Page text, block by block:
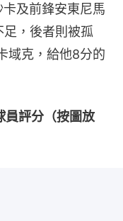
及前鋒安東尼馬
，後者則被孤
域克，給他8分的
員評分（按圖放